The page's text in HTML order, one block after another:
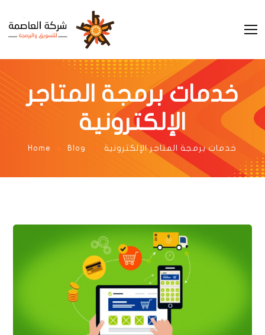
خدمات برمجة المتاجر
الإلكترونية
Home Blog خدمات برمجة المتاجر الإلكترونية